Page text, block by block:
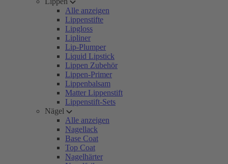
Alle anzeigen
Lippenstifte
Lipgloss
Lipliner
Lip-Plumper
Liquid Lipstick
Lippen Zubehör
Lippen-Primer
Lippenbalsam
Matter Lippenstift
Lippenstift-Sets
Nägel
Alle anzeigen
Nagellack
Base Coat
Top Coat
Nagelhärter